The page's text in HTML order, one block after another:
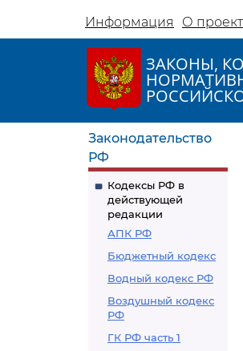
Информация О
ЗАКОНЫ,
Законодательство
РФ
Кодексы РФ в
действующей
редакции
АПК РФ
Бюджетный кодекс
Водный кодекс РФ
Воздушный кодекс
РФ
ГК РФ часть 1